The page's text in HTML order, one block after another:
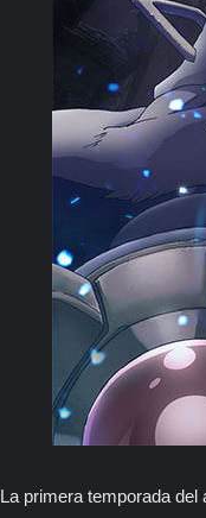
La primera temporada del